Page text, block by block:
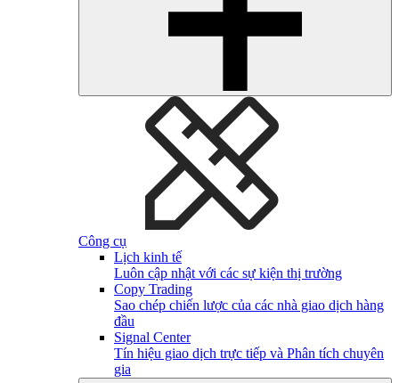
Công cụ
Lịch kinh tế
Luôn cập nhật với các sự kiện thị trường
Copy Trading
Sao chép chiến lược của các nhà giao dịch hàng
đầu
Signal Center
Tín hiệu giao dịch trực tiếp và Phân tích chuyên
gia